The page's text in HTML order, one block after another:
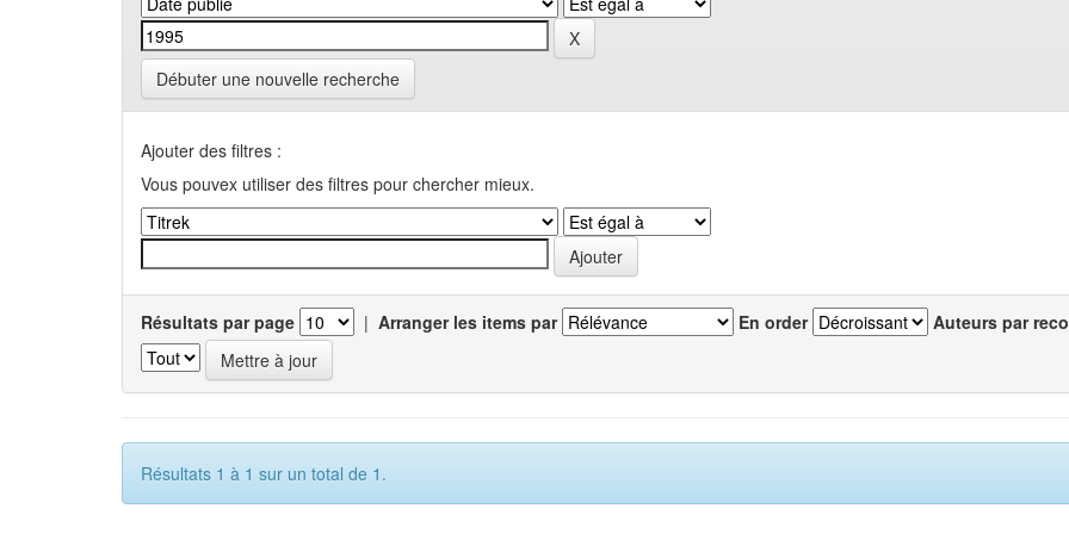
Débuter une nouvelle recherche
Ajouter des filtres :
Vous pouvex utiliser des filtres pour chercher mieux.
Résultats par page | Arranger les items par En order Auteurs par
Résultats 1 à 1 sur un total de 1.